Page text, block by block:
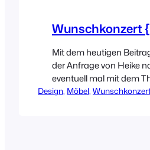
Wunschkonzert
Mit dem heutigen
der Anfrage von Heike
eventuell mal mit dem
auseinander zu setzten.
Design, Möbel,